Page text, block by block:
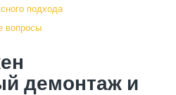
подхода
вопросы
демонтаж и